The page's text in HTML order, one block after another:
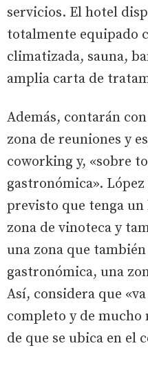
servicios. El hotel
totalmente equipado
climatizada, sauna,
amplia carta de
Además, contarán
zona de reuniones y
coworking y, «sobre
gastronómica».
previsto que tenga
zona de vinoteca y
una zona que
gastronómica, una
Así, considera que
completo y de
de que se ubica en el